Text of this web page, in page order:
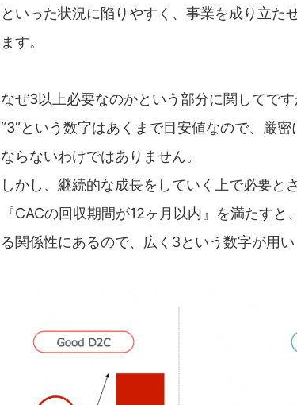
といった状況に陥りやすく、事業を成り立た
ます。
なぜ3以上必要なのかという部分に関してです
“3”という数字はあくまで目安値なので、厳
ならないわけではありません。
しかし、継続的な成長をしていく上で必要と
『CACの回収期間が12ヶ月以内』を満たす
る関係性にあるので、広く3という数字が用い